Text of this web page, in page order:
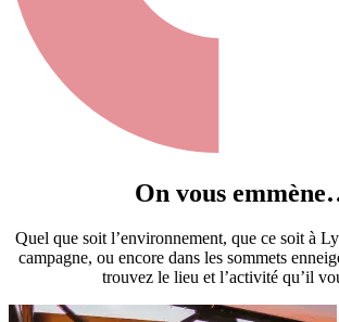
On vous
Quel que soit l’environnement, que ce soit à
campagne, ou encore dans les sommets
trouvez le lieu et l’activité qu’il